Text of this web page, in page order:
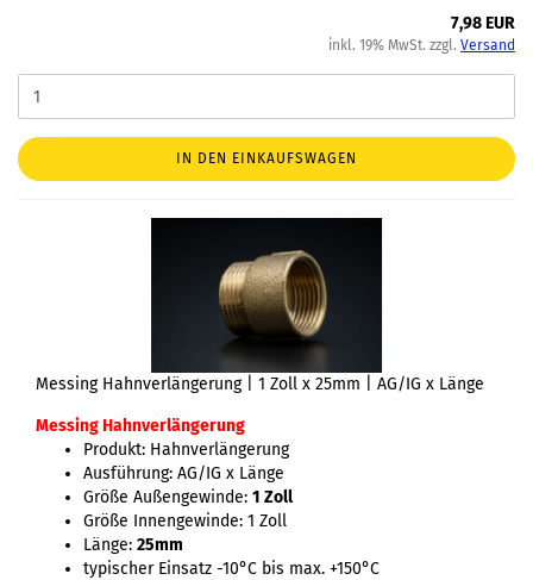
7,98 EUR
inkl. 19% MwSt. zzgl. Versand
IN DEN EINKAUFSWAGEN
Messing Hahnverlängerung | 1 Zoll x 25mm | AG/IG x Länge
Messing Hahnverlängerung
Produkt: Hahnverlängerung
Ausführung: AG/IG x Länge
Größe Außengewinde: 1 Zoll
Größe Innengewinde: 1 Zoll
Länge: 25mm
typischer Einsatz -10°C bis max. +150°C